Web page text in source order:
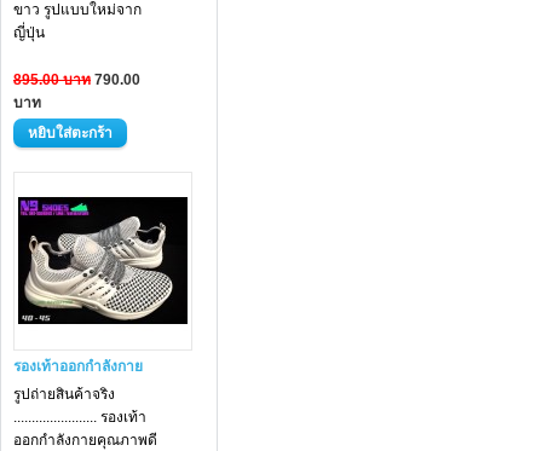
ขาว รูปแบบใหม่จาก
ญี่ปุ่น
895.00 บาท 790.00
บาท
รองเท้าออกกำลังกาย
รูปถ่ายสินค้าจริง
....................... รองเท้า
ออกกำลังกายคุณภาพดี